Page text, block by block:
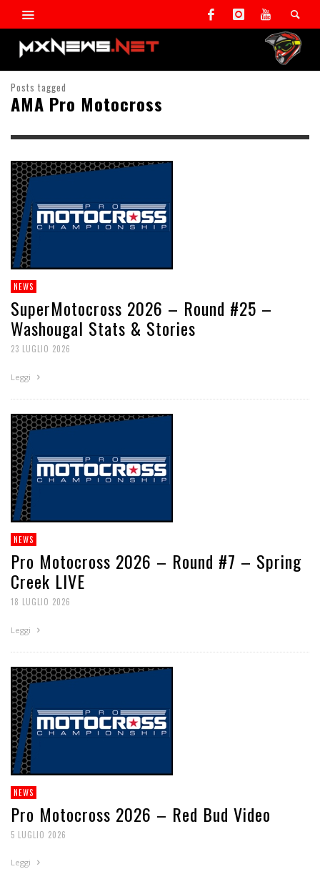
Posts tagged
AMA Pro Motocross
NEWS
SuperMotocross 2026 – Round #25 –
Washougal Stats & Stories
23 LUGLIO 2026
Leggi
NEWS
Pro Motocross 2026 – Round #7 – Spring
Creek LIVE
18 LUGLIO 2026
Leggi
NEWS
Pro Motocross 2026 – Red Bud Video
5 LUGLIO 2026
Leggi